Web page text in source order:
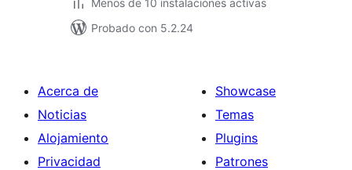
Menos de 10 instalaciones activas
Probado con 5.2.24
Acerca de
Noticias
Alojamiento
Privacidad
Showcase
Temas
Plugins
Patrones